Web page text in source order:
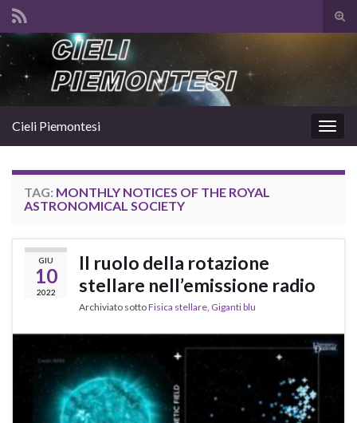
il
Search for:
la
Cieli Piemontesi
TAG: MONTHLY NOTICES OF THE ROYAL
ASTRONOMICAL SOCIETY
GIU
10
2022
Il ruolo della rotazione
stellare nell’emissione radio
Archiviato sottoFisica stellare, Giganti blu